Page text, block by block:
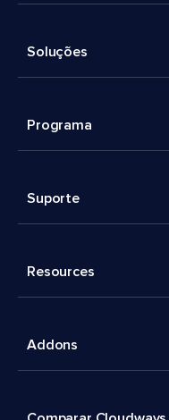
Soluções
Programa
Suporte
Resources
Addons